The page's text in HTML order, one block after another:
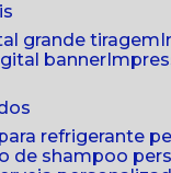
grande tiragem
banner
refrigerante
de shampoo